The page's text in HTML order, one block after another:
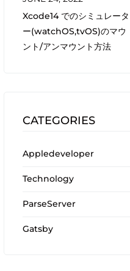
Xcode14 でのシミュレータ
ー(watchOS,tvOS)のマウ
ント/アンマウント方法
CATEGORIES
Appledeveloper
Technology
ParseServer
Gatsby